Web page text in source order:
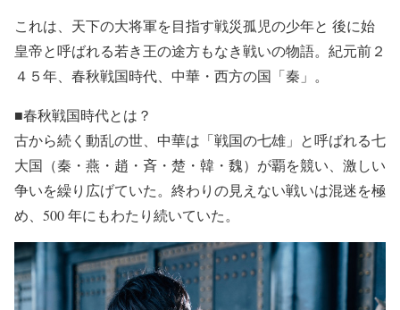
これは、天下の大将軍を目指す戦災孤児の少年と 後に始
皇帝と呼ばれる若き王の途方もなき戦いの物語。紀元前２
４５年、春秋戦国時代、中華・西方の国「秦」。
■春秋戦国時代とは？
古から続く動乱の世、中華は「戦国の七雄」と呼ばれる七
大国（秦・燕・趙・斉・楚・韓・魏）が覇を競い、激しい
争いを繰り広げていた。終わりの見えない戦いは混迷を極
め、500 年にもわたり続いていた。